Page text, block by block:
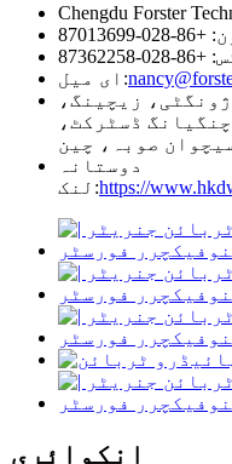
Chengdu Forster
87362258
ای میل:
بلڈنگ نمبر 4، ژونگٹی، زیچینگ،
ڈسٹرکٹ،
صوبہ، چین
دوستانہ
لنک:https://
انکوائری